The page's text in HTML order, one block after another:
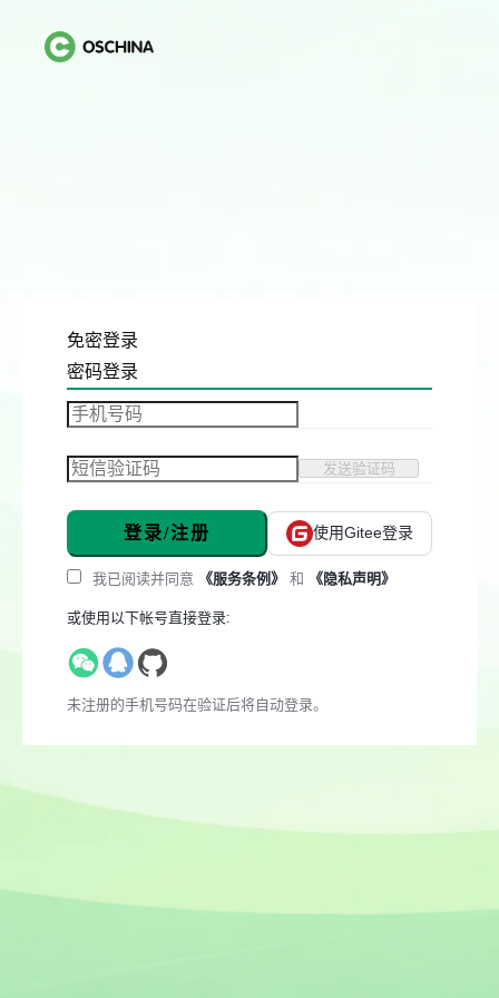
免密登录
密码登录
发送验证码
登录/注册 使用Gitee登录
我已阅读并同意 《服务条例》 和 《隐私声明》
或使用以下帐号直接登录:
未注册的手机号码在验证后将自动登录。